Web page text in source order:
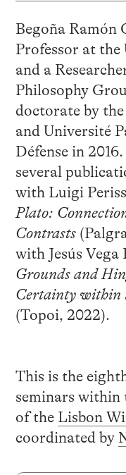
Begoña Ramón
Professor at
and a
Philosophy
doctorate by
and Université
Défense in
several
with Luigi
Plato:
Contrasts
with Jesús
Grounds and
Certainty within
(Topoi, 2022).
This is the
seminars within
of the Lisbon
coordinated by